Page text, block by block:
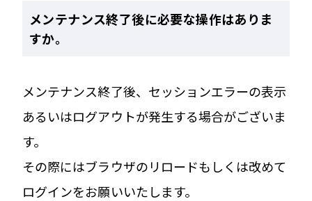
メンテナンス終了後に必要な操作はありま
すか。
メンテナンス終了後、セッションエラーの表示
あるいはログアウトが発生する場合がございま
す。
その際にはブラウザのリロードもしくは改めて
ログインをお願いいたします。